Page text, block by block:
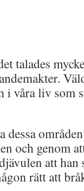
talades
i våra liv som
och genom
att han
rätt att